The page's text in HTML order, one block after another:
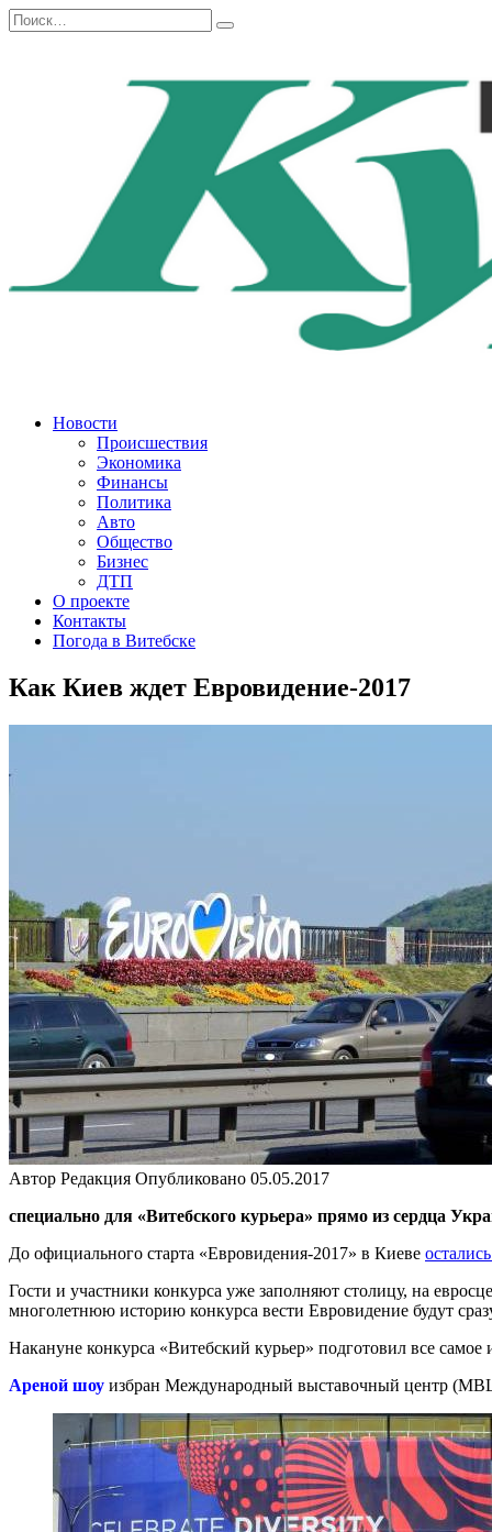
Перейти
к
Search
for:
Новости
Происшествия
Экономика
Финансы
Политика
Авто
Общество
Бизнес
ДТП
О проекте
Контакты
Погода в Витебске
Как Киев ждет Евровидение-2017
Автор Редакция Опубликовано 05.05.2017
специально для «Витебского курьера» прямо из сердца
До официального старта «Евровидения-2017» в Киеве
Гости и участники конкурса уже заполняют столицу, на
многолетнюю историю конкурса вести Евровидение будут
Накануне конкурса «Витебский курьер» подготовил все
Ареной шоу избран Международный выставочный центр